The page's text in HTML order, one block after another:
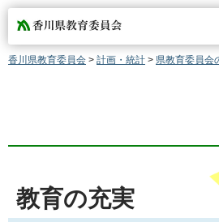
香川県教育委員会
香川県教育委員会 > 計画・統計 > 県教育委員会
教育の充実